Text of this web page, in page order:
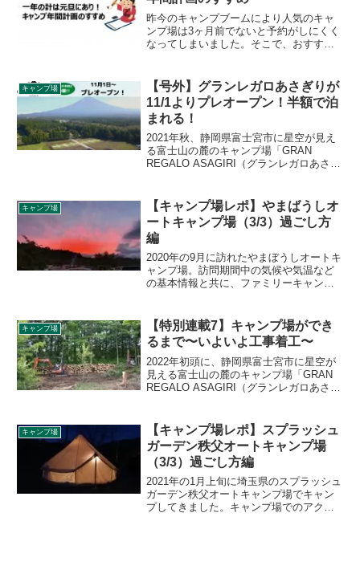
ケータリングサービスについてご紹介し
ます。
昨今のキャンプブームにより人気のキャ
ンプ場は3ヶ月前でないと予約がしにくく
なってしまいました。そこで、おすすめ
戦略です。具体的な方法をご紹介しま
す。
キャンプ場
【号外】グランレガロあさぎりが
11/1よりプレオープン！半額で泊
まれる！
2021年秋、静岡県富士宮市に星空が見え
る富士山の麓のキャンプ場「GRAN
REGALO ASAGIRI（グランレガロあさぎ
特別連載という形で密着取材させていた
だくことになりました。今回は号外とし
て、プレオープンと予約受付開始につい
てお知らせします。
キャンプ場
【キャンプ場レポ】やまばうしオ
ートキャンプ場（3/3）過ごし方
編
2020年の9月に訪れたやまぼうしオートキ
ャンプ場。訪問期間中の気候や気温など
の基本情報と共に、ファミリーキャンプ
キャンプ場
【特別連載7】キャンプ場ができ
るまで〜いよいよ工事着工〜
2022年初頭に、静岡県富士宮市に星空が
見える富士山の麓のキャンプ場「GRAN
REGALO ASAGIRI（グランレガロあさぎ
特別連載という形で密着取材させていた
だくことになりました。連載第7弾は、い
よいよ始まった工事着工の様子をお伝え
します。
キャンプ場
【キャンプ場レポ】スプラッシュ
ガーデン秩父オートキャンプ場
（3/3）過ごし方編
2021年の1月上旬に埼玉県のスプラッシュ
ガーデン秩父オートキャンプ場でキャン
プしてきました。キャンプ場でのアクテ